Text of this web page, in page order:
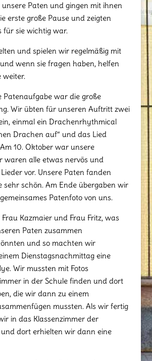
Paten und gingen mit ihnen
erste große Pause und zeigten
für sie wichtig war.
und spielen wir regelmäßig mit
wenn sie fragen haben, helfen
weiter.
Patenaufgabe war die große
Wir übten für unseren Auftritt zwei
einmal ein Drachenrhythmical
Drachen auf“ und das Lied
10. Oktober war unsere
waren alle etwas nervös und
vor. Unsere Paten fanden
sehr schön. Am Ende übergaben wir
Patenfoto von uns.
Kazmaier und Frau Fritz, was
Paten zusammen
und so machten wir
Dienstagsnachmittag eine
Wir mussten mit Fotos
in der Schule finden und dort
die wir dann zu einem
mussten. Als wir fertig
in das Klassenzimmer der
dort erhielten wir dann eine